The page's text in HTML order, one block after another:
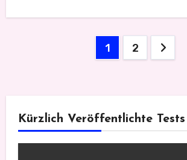
Seitennummerierung
1 2
Kürzlich Veröffentlichte Tests